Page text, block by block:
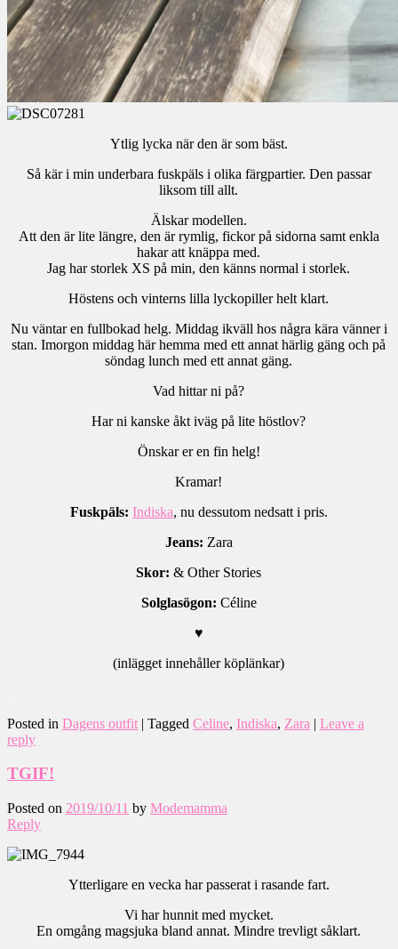
Ytlig lycka när den är som bäst.
Så kär i min underbara fuskpäls i olika färgpartier. Den passar
liksom till allt.
Älskar modellen.
Att den är lite längre, den är rymlig, fickor på sidorna samt enkla
hakar att knäppa med.
Jag har storlek XS på min, den känns normal i storlek.
Höstens och vinterns lilla lyckopiller helt klart.
Nu väntar en fullbokad helg. Middag ikväll hos några kära vänner i
stan. Imorgon middag här hemma med ett annat härlig gäng och på
söndag lunch med ett annat gäng.
Vad hittar ni på?
Har ni kanske åkt iväg på lite höstlov?
Önskar er en fin helg!
Kramar!
Fuskpäls: Indiska, nu dessutom nedsatt i pris.
Jeans: Zara
Skor: & Other Stories
Solglasögon: Céline
♥
(inlägget innehåller köplänkar)
Posted in Dagens outfit | Tagged Celine, Indiska, Zara | Leave a
reply
TGIF!
Posted on 2019/10/11 by Modemamma
Reply
Ytterligare en vecka har passerat i rasande fart.
Vi har hunnit med mycket.
En omgång magsjuka bland annat. Mindre trevligt såklart.